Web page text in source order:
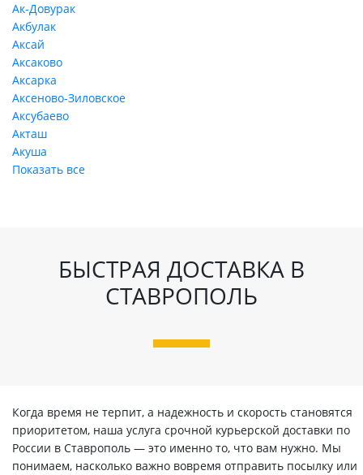
Ак-Довурак
Акбулак
Аксай
Аксаково
Аксарка
Аксеново-Зиловское
Аксубаево
Акташ
Акуша
Показать все
БЫСТРАЯ ДОСТАВКА В
СТАВРОПОЛЬ
Когда время не терпит, а надежность и скорость становятся
приоритетом, наша услуга срочной курьерской доставки по
России в Ставрополь — это именно то, что вам нужно. Мы
понимаем, насколько важно вовремя отправить посылку или